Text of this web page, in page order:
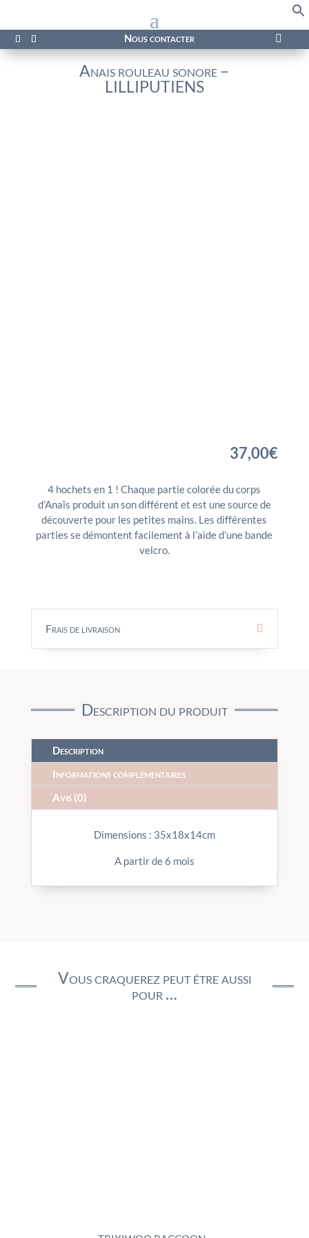
Nous contacter 
Anais rouleau sonore –
LILLIPUTIENS
37,00€
4 hochets en 1 ! Chaque partie colorée du corps
d’Anaïs produit un son différent et est une source de
découverte pour les petites mains. Les différentes
parties se démontent facilement à l’aide d’une bande
velcro.
Frais de livraison
Description du produit
Description
Informations complémentaires
Avis (0)
Dimensions : 35x18x14cm
A partir de 6 mois
Vous craquerez peut être aussi
pour …